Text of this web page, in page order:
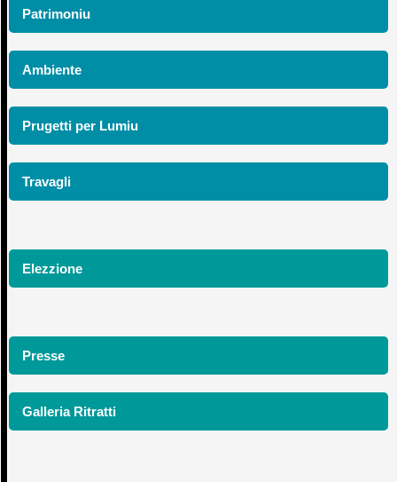
Patrimoniu
Ambiente
Prugetti per Lumiu
Travagli
Elezzione
Presse
Galleria Ritratti